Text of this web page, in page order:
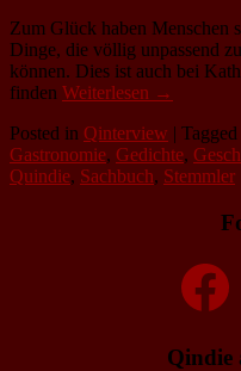
Zum Glück haben Menschen
Dinge, die völlig unpassend
können. Dies ist auch bei
finden Weiterlesen →
Posted in Qinterview | Tagged
Gastronomie, Gedichte,
Quindie, Sachbuch, Stemmler
Qindie